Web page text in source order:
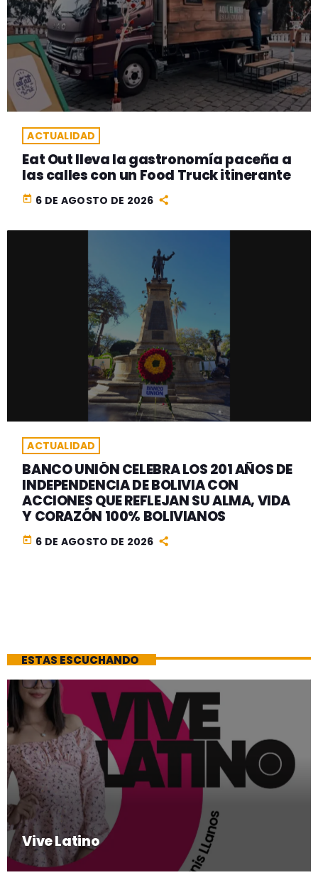
ACTUALIDAD
Eat Out lleva la gastronomía paceña a
las calles con un Food Truck itinerante
today 6 DE AGOSTO DE 2026
ACTUALIDAD
BANCO UNIÓN CELEBRA LOS 201 AÑOS DE
INDEPENDENCIA DE BOLIVIA CON
ACCIONES QUE REFLEJAN SU ALMA, VIDA
Y CORAZÓN 100% BOLIVIANOS
today 6 DE AGOSTO DE 2026
ESTAS ESCUCHANDO
Vive Latino